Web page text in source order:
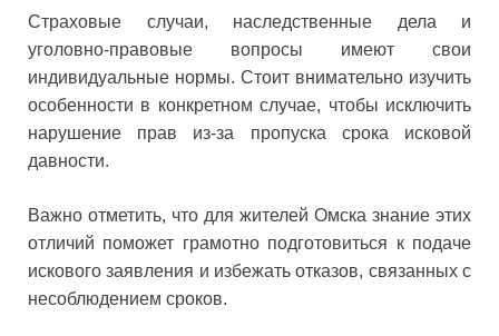
Страховые случаи, наследственные дела и
уголовно-правовые вопросы имеют свои
индивидуальные нормы. Стоит внимательно изучить
особенности в конкретном случае, чтобы исключить
нарушение прав из-за пропуска срока исковой
давности.
Важно отметить, что для жителей Омска знание этих
отличий поможет грамотно подготовиться к подаче
искового заявления и избежать отказов, связанных с
несоблюдением сроков.